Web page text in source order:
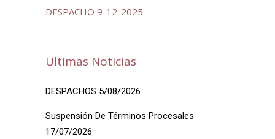
DESPACHO 9-12-2025
Ultimas Noticias
DESPACHOS 5/08/2026
Suspensión De Términos Procesales
17/07/2026